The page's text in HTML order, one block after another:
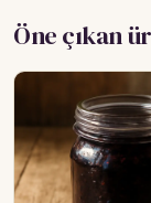
Öne çıkan